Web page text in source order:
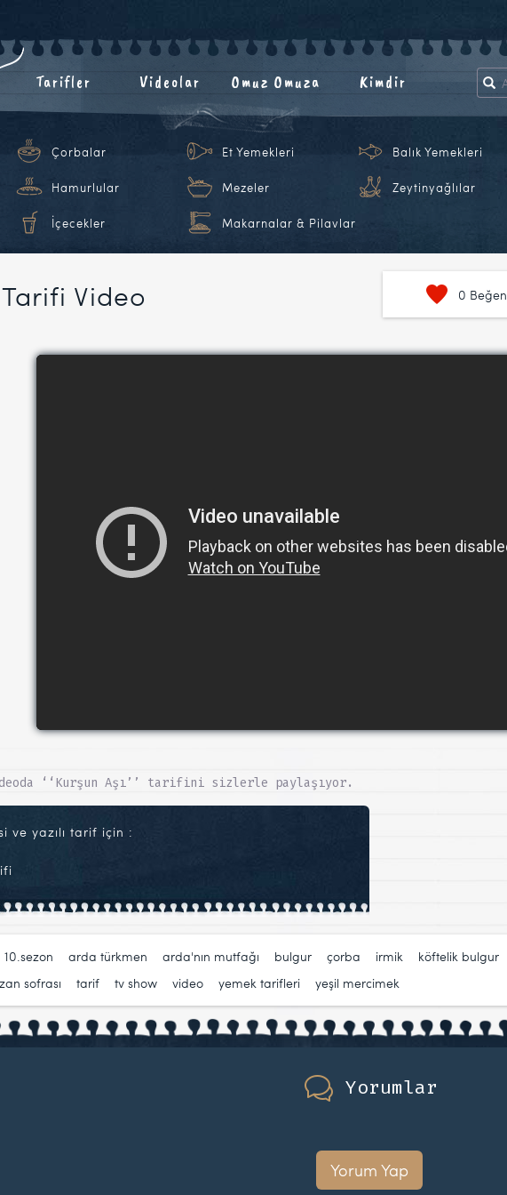
Tarifler Videolar Omuz Omuza Kimdir
Çorbalar Et Yemekleri Balık Yemekleri
Hamurlular Mezeler Zeytinyağlılar
İçecekler Makarnalar & Pilavlar
Tarifi Video 0 Beğen
‘‘Kurşun Aşı’’ tarifini sizlerle paylaşıyor.
ve yazılı tarif için :
10.sezon arda türkmen arda'nın mutfağı bulgur çorba irmik köftelik bulgur
sofrası tarif tv show video yemek tarifleri yeşil mercimek
Yorumlar
Yorum Yap